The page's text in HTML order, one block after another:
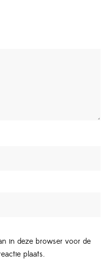
in deze browser voor de
plaats.